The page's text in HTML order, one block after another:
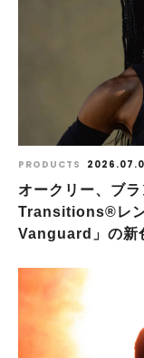
PRODUCTS
オークリー、ブ
Transitions®レ
Vanguard」の新